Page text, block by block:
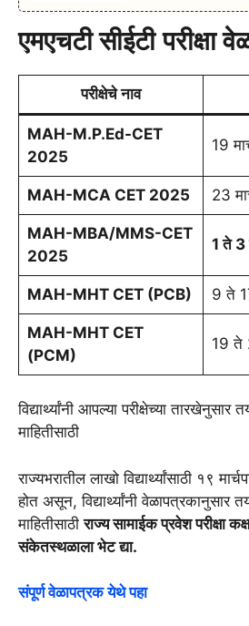
एमएचटी सीईटी परीक्षा
परीक्षेचे नाव
MAH-M.P.Ed-CET
2025
19
MAH-MCA CET 2025 23
MAH-MBA/MMS-CET
2025
1 ते 3
MAH-MHT CET (PCB) 9 ते
MAH-MHT CET
(PCM)
19 ते
विद्यार्थ्यांनी आपल्या परीक्षेच्या तारखेनुसार
माहितीसाठी
राज्यभरातील लाखो विद्यार्थ्यांसाठी १९
होत असून, विद्यार्थ्यांनी वेळापत्रकानुसार
माहितीसाठीराज्य सामाईक प्रवेश परीक्षा
संकेतस्थळाला भेट द्या.
संपूर्ण वेळापत्रक येथे पहा